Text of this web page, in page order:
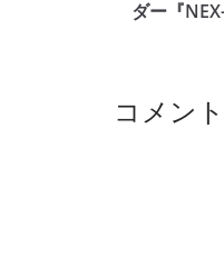
ダー『
コメン